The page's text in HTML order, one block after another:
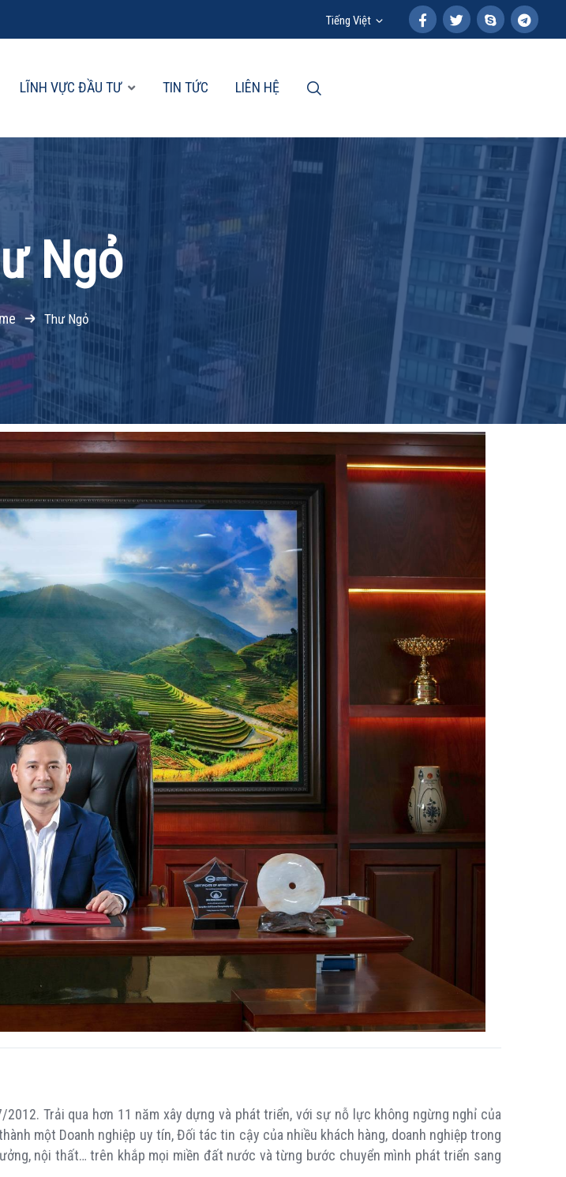
Tiếng Việt
LĨNH VỰC ĐẦU TƯ TIN TỨC LIÊN HỆ
Ngỏ
Thư Ngỏ
Trải qua hơn 11 năm xây dựng và phát triển, với sự nỗ lực không ngừng nghỉ của
một Doanh nghiệp uy tín, Đối tác tin cậy của nhiều khách hàng, doanh nghiệp trong
nội thất… trên khắp mọi miền đất nước và từng bước chuyển mình phát triển sang